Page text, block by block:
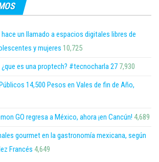
un llamado a espacios digitales libres de
y mujeres 10,725
es una proptech? #tecnocharla 27 7,930
14,500 Pesos en Vales de fin de Año,
GO regresa a México, ahora ¡en Cancún! 4,689
gourmet en la gastronomía mexicana, según
Francés 4,649